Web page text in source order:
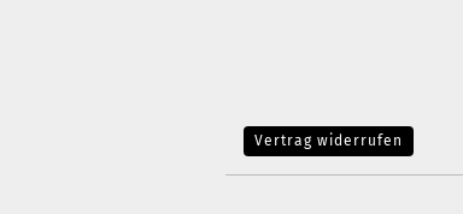
Vertrag widerrufen